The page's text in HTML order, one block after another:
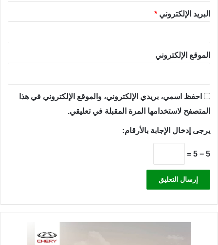
البريد الإلكتروني *
الموقع الإلكتروني
احفظ اسمي، بريدي الإلكتروني، والموقع الإلكتروني في هذا
المتصفح لاستخدامها المرة المقبلة في تعليقي.
يرجى إدخال الإجابة بالأرقام:
5 − 5 =